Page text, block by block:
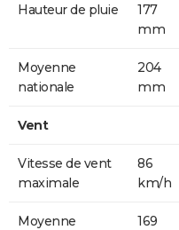
Hauteur de pluie
177
mm
Moyenne
nationale
204
mm
Vent
Vitesse de vent
maximale
86
km/h
Moyenne
169